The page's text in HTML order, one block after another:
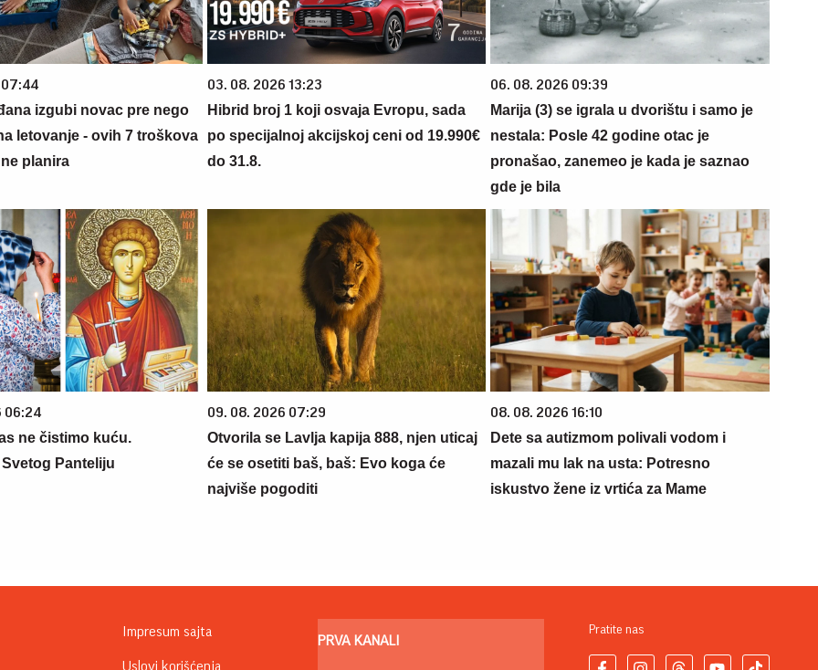
07:44
izgubi novac pre nego
letovanje - ovih 7 troškova
planira
03. 08. 2026 13:23
Hibrid broj 1 koji osvaja Evropu, sada
po specijalnoj akcijskoj ceni od 19.990€
do 31.8.
06. 08. 2026 09:39
Marija (3) se igrala u dvorištu i samo je
nestala: Posle 42 godine otac je
pronašao, zanemeo je kada je saznao
gde je bila
06:24
ne čistimo kuću.
Panteliju
09. 08. 2026 07:29
Otvorila se Lavlja kapija 888, njen uticaj
će se osetiti baš, baš: Evo koga će
najviše pogoditi
08. 08. 2026 16:10
Dete sa autizmom polivali vodom i
mazali mu lak na usta: Potresno
iskustvo žene iz vrtića za Mame
Impresum sajta
Uslovi korišćenja
PRVA KANALI
Pratite nas